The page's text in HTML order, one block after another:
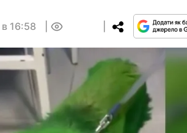
16:58